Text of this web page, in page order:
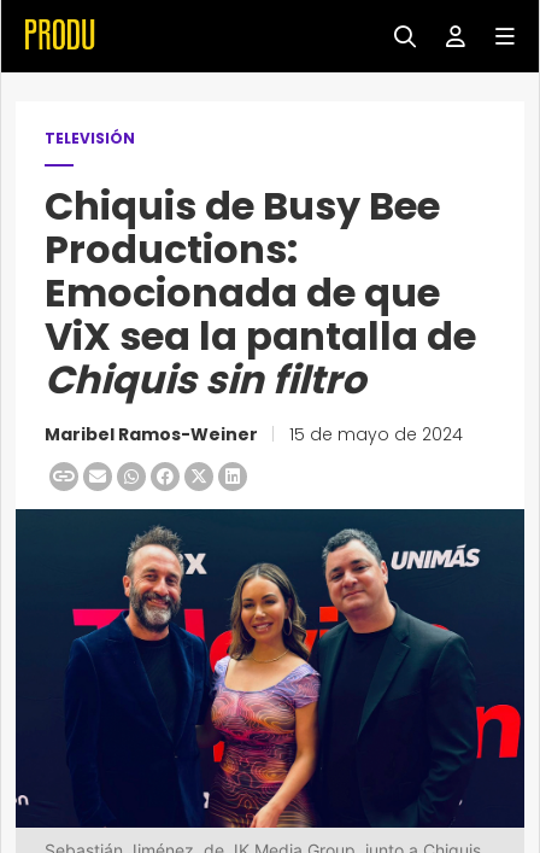
TELEVISIÓN
Chiquis de Busy Bee
Productions:
Emocionada de que
ViX sea la pantalla de
Chiquis sin filtro
Maribel Ramos-Weiner 15 de mayo de 2024